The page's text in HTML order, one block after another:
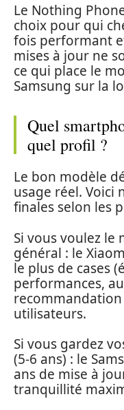
Le Nothing
choix pour qui
fois performant
mises à jour ne
ce qui place le
Samsung sur la
Quel
quel profil ?
Le bon modèle
usage réel. Voici
finales selon les
Si vous voulez
général : le
le plus de cases
performances,
utilisateurs.
Si vous gardez
(5-6 ans) : le
ans de mise à
tranquillité